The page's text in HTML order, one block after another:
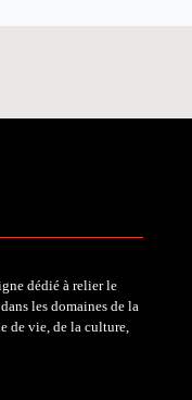
dédié à relier le
les domaines de la
de vie, de la culture,